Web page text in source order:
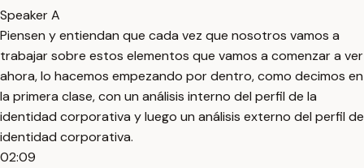
Speaker A
Piensen y entiendan que cada vez que nosotros vamos a
trabajar sobre estos elementos que vamos a comenzar a ver
ahora, lo hacemos empezando por dentro, como decimos en
la primera clase, con un análisis interno del perfil de la
identidad corporativa y luego un análisis externo del perfil de
identidad corporativa.
02:09